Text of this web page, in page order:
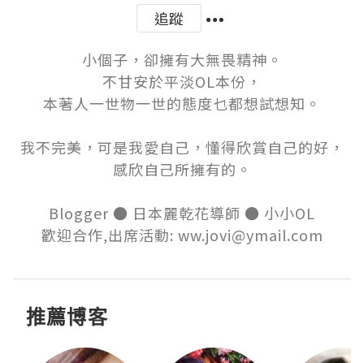
追蹤
小個子，卻擁有大無畏精神。
不甘安於平淡OL本份，
本著人一世物一世的態度乜都想試想知。
我不完美，可是我愛自己，懂得欣賞自己的好，
感欣自己所擁有的。
Blogger ● 日本麗乾花導師 ● 小小OL
歡迎合作,出席活動: ww.jovi@ymail.com
推薦博客